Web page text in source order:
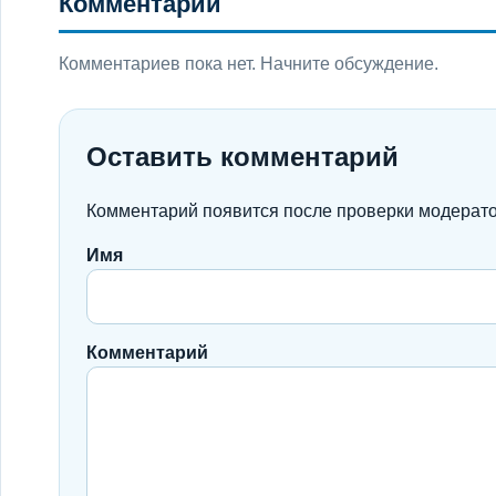
Комментариев пока нет. Начните обсуждение.
Оставить комментарий
Комментарий появится после проверки
Имя
Комментарий